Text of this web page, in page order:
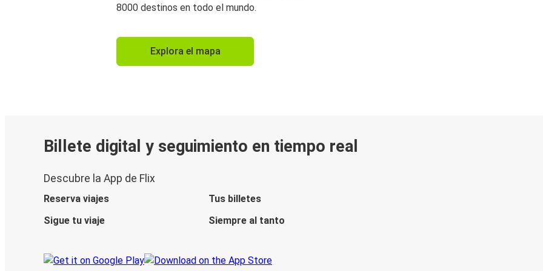
8000 destinos en todo el mundo.
Explora el mapa
Billete digital y seguimiento en tiempo real
Descubre la App de Flix
Reserva viajes
Tus billetes
Sigue tu viaje
Siempre al tanto